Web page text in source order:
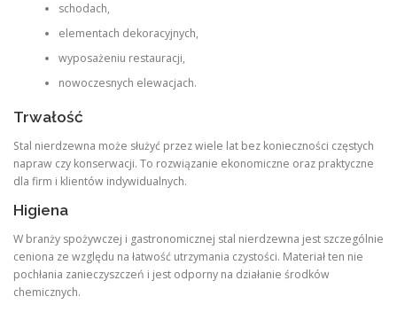
schodach,
elementach dekoracyjnych,
wyposażeniu restauracji,
nowoczesnych elewacjach.
Trwałość
Stal nierdzewna może służyć przez wiele lat bez konieczności częstych
napraw czy konserwacji. To rozwiązanie ekonomiczne oraz praktyczne
dla firm i klientów indywidualnych.
Higiena
W branży spożywczej i gastronomicznej stal nierdzewna jest szczególnie
ceniona ze względu na łatwość utrzymania czystości. Materiał ten nie
pochłania zanieczyszczeń i jest odporny na działanie środków
chemicznych.